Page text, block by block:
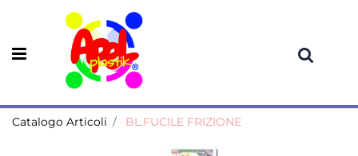
Open menu
Catalogo Articoli BL.FUCILE FRIZIONE